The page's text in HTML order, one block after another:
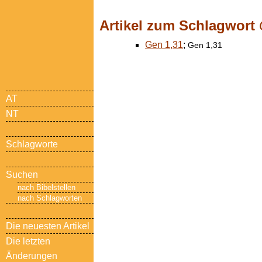
Artikel zum Schlagwort
Gen 1,31; Gen 1,31
AT
NT
Schlagworte
Suchen
nach Bibelstellen
nach Schlagworten
Die neuesten Artikel
Die letzten
Änderungen